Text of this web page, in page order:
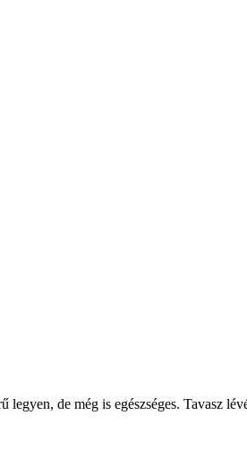
de még is egészséges. Tavasz